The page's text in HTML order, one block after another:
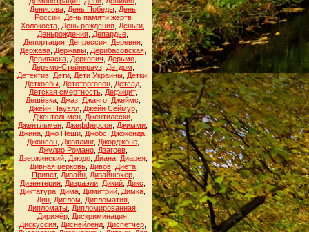
Денисова День Победы День
России, День памяти жертв
Холокоста День рождения Деньги
Деньрождения Депардье
Депортация, Депрессия, Деревня,
Держава, Державы, Дерибасовская,
Дерипаска Деркович Дерьмо
Дерьмо-Стейнкрауз, Детдом
Детектив, Дети, Дети Украины, Детки,
Деткоёбы, Детоторговец, Детсад,
Детская смертность, Дефицит,
Дешёвка, Джаз, Джанго, Джеймс
Джейн Пауэлл, Джейн Сеймур,
Джентельмен Джентилески
Джентльмен Джефферсон Джимми
Джина Джо Пеши Джобс Джоконда
Джонсон, Джоплинг, Джорджоне,
Джулио Романо, Дзагоев,
Дзержинский, Дзюдо, Диана, Диарея,
Дивная церковь Дивов Диета
Привет, Дизайн, Дизайнюхер,
Дизентерия Дизраэли Дикий Дикс
Диктатура Дима Димитрий Димка
Дин, Диплом Дипломатия,
Дипломаты Дипломированная
Дирижёр, Дискриминация,
Дискуссия Диснейленд Диспетчер